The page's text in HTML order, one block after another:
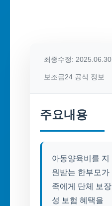
최종수정: 2025.06.30
보조금24 공식 정보
주요내용
아동양육비를 지
원받는 한부모가
족에게 단체 보장
성 보험 혜택을